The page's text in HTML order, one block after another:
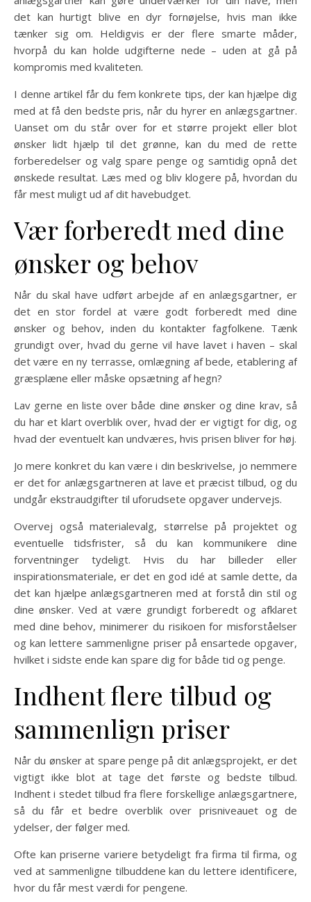
det kan hurtigt blive en dyr fornøjelse, hvis man ikke
tænker sig om. Heldigvis er der flere smarte måder,
hvorpå du kan holde udgifterne nede – uden at gå på
kompromis med kvaliteten.
I denne artikel får du fem konkrete tips, der kan hjælpe dig
med at få den bedste pris, når du hyrer en anlægsgartner.
Uanset om du står over for et større projekt eller blot
ønsker lidt hjælp til det grønne, kan du med de rette
forberedelser og valg spare penge og samtidig opnå det
ønskede resultat. Læs med og bliv klogere på, hvordan du
får mest muligt ud af dit havebudget.
Vær forberedt med dine
ønsker og behov
Når du skal have udført arbejde af en anlægsgartner, er
det en stor fordel at være godt forberedt med dine
ønsker og behov, inden du kontakter fagfolkene. Tænk
grundigt over, hvad du gerne vil have lavet i haven – skal
det være en ny terrasse, omlægning af bede, etablering af
græsplæne eller måske opsætning af hegn?
Lav gerne en liste over både dine ønsker og dine krav, så
du har et klart overblik over, hvad der er vigtigt for dig, og
hvad der eventuelt kan undværes, hvis prisen bliver for høj.
Jo mere konkret du kan være i din beskrivelse, jo nemmere
er det for anlægsgartneren at lave et præcist tilbud, og du
undgår ekstraudgifter til uforudsete opgaver undervejs.
Overvej også materialevalg, størrelse på projektet og
eventuelle tidsfrister, så du kan kommunikere dine
forventninger tydeligt. Hvis du har billeder eller
inspirationsmateriale, er det en god idé at samle dette, da
det kan hjælpe anlægsgartneren med at forstå din stil og
dine ønsker. Ved at være grundigt forberedt og afklaret
med dine behov, minimerer du risikoen for misforståelser
og kan lettere sammenligne priser på ensartede opgaver,
hvilket i sidste ende kan spare dig for både tid og penge.
Indhent flere tilbud og
sammenlign priser
Når du ønsker at spare penge på dit anlægsprojekt, er det
vigtigt ikke blot at tage det første og bedste tilbud.
Indhent i stedet tilbud fra flere forskellige anlægsgartnere,
så du får et bedre overblik over prisniveauet og de
ydelser, der følger med.
Ofte kan priserne variere betydeligt fra firma til firma, og
ved at sammenligne tilbuddene kan du lettere identificere,
hvor du får mest værdi for pengene.